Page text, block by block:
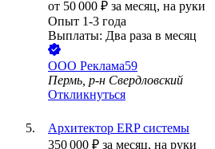
от 50 000 ₽ за месяц, на руки
Опыт 1-3 года
Выплаты: Два раза в месяц
ООО Реклама59
Пермь, р-н Свердловский
Откликнуться
Архитектор ERP системы
350 000 ₽ за месяц, на руки